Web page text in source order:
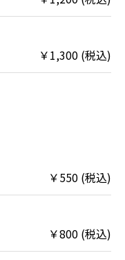
￥1,300 (税込)
￥550 (税込)
￥800 (税込)